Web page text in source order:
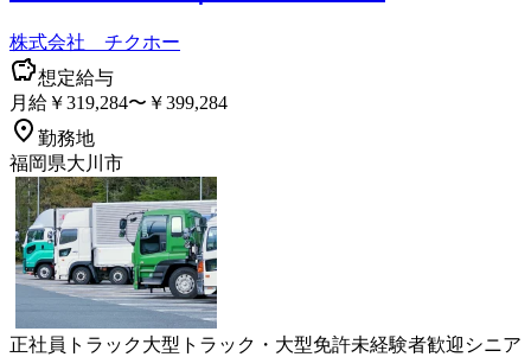
株式会社 チクホー
想定給与
月給￥319,284〜￥399,284
勤務地
福岡県大川市
正社員 トラック大型トラック・大型免許未経験者歓迎 シニア